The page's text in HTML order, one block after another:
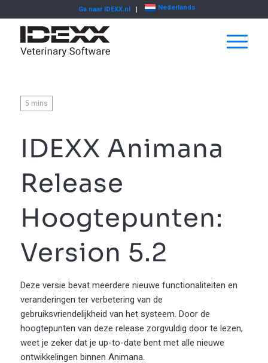
Ga naar IDEXX.nl Nederlands
5 mins
IDEXX Animana
Release
Hoogtepunten:
Version 5.2
Deze versie bevat meerdere nieuwe functionaliteiten en
veranderingen ter verbetering van de
gebruiksvriendelijkheid van het systeem. Door de
hoogtepunten van deze release zorgvuldig door te lezen,
weet je zeker dat je up-to-date bent met alle nieuwe
ontwikkelingen binnen Animana.